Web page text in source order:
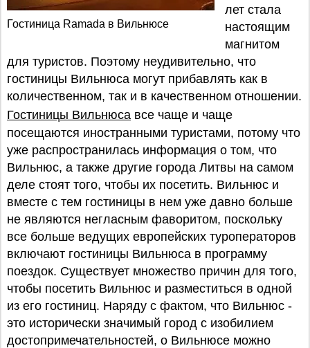
Гостиница Ramada в Вильнюсе
лет стала
настоящим
магнитом
для туристов. Поэтому неудивительно, что
гостиницы Вильнюса могут прибавлять как в
количественном, так и в качественном отношении.
Гостиницы Вильнюса все чаще и чаще
посещаются иностранными туристами, потому что
уже распространилась информация о том, что
Вильнюс, а также другие города Литвы на самом
деле стоят того, чтобы их посетить. Вильнюс и
вместе с тем гостиницы в нем уже давно больше
не являются негласным фаворитом, поскольку
все больше ведущих европейских туроператоров
включают гостиницы Вильнюса в программу
поездок. Существует множество причин для того,
чтобы посетить Вильнюс и разместиться в одной
из его гостиниц. Наряду с фактом, что Вильнюс -
это исторически значимый город с изобилием
достопримечательностей, о Вильнюсе можно